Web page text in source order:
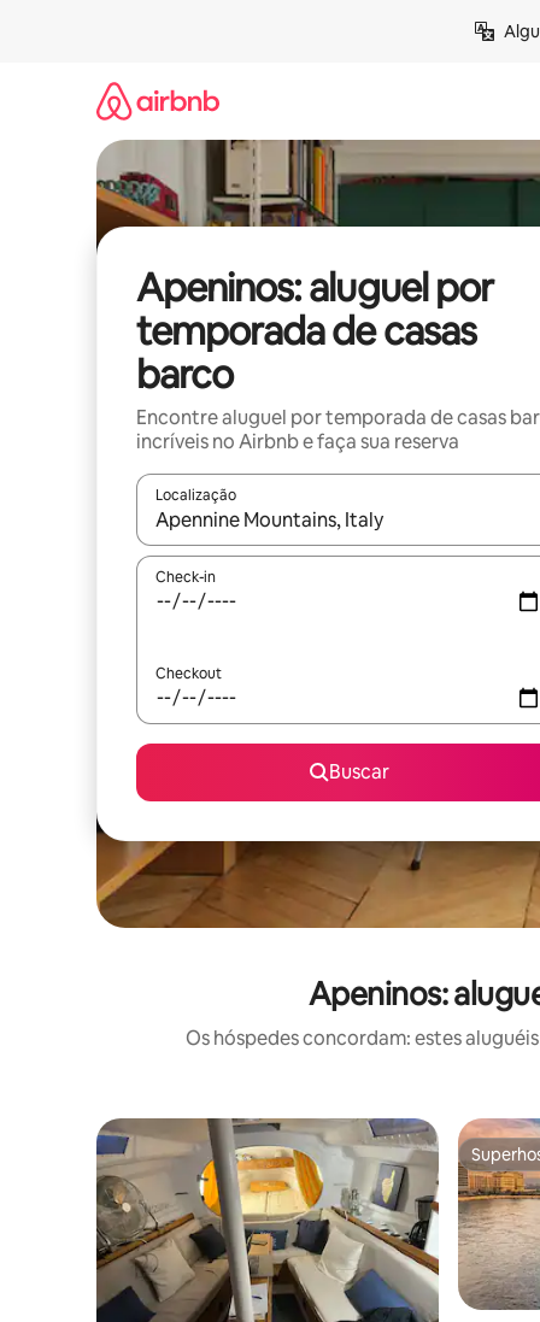
Apeninos: aluguel por
temporada de casas
barco
Encontre aluguel por temporada de casas
incríveis no Airbnb e faça sua reserva
Localização
Quando os resultados estiverem disponíveis,
Check-in
Checkout
Buscar
Apeninos:
Os hóspedes concordam: estes